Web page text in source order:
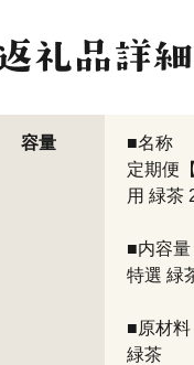
容量
■名称
定期便
用 緑茶
■内容量
特選 緑
■原材料
緑茶